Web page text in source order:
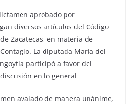
aprobado por
diversos artículos del Código
Zacatecas, en materia de
La diputada María del
participó a favor del
en lo general.
avalado de manera unánime,